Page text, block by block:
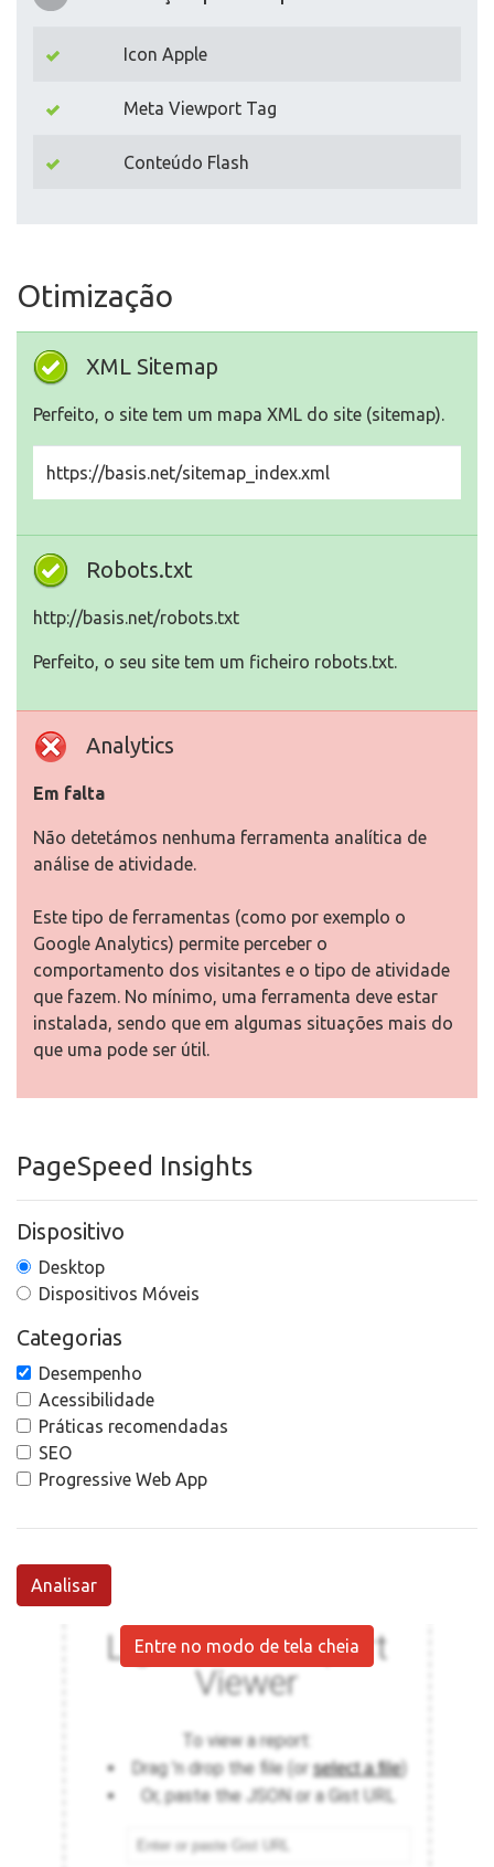
Icon Apple
Meta Viewport Tag
Conteúdo Flash
Otimização
XML Sitemap
Perfeito, o site tem um mapa XML do site (sitemap).
https://basis.net/sitemap_index.xml
Robots.txt
http://basis.net/robots.txt
Perfeito, o seu site tem um ficheiro robots.txt.
Analytics
Em falta
Não detetámos nenhuma ferramenta analítica de
análise de atividade.
Este tipo de ferramentas (como por exemplo o
Google Analytics) permite perceber o
comportamento dos visitantes e o tipo de atividade
que fazem. No mínimo, uma ferramenta deve estar
instalada, sendo que em algumas situações mais do
que uma pode ser útil.
PageSpeed Insights
Dispositivo
Desktop
Dispositivos Móveis
Categorias
Desempenho
Acessibilidade
Práticas recomendadas
SEO
Progressive Web App
Analisar
Entre no modo de tela cheia